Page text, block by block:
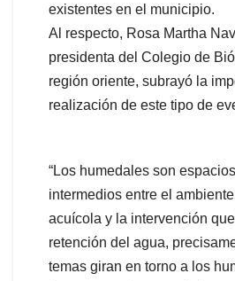
existentes en el municipio.
Al respecto, Rosa Martha
presidenta del Colegio de
región oriente, subrayó la
realización de este tipo de
“Los humedales son
intermedios entre el
acuícola y la intervención
retención del agua,
temas giran en torno a los